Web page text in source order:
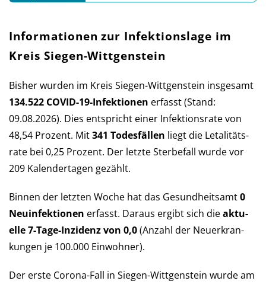
Informationen zur Infektionslage im
Kreis Siegen-Wittgenstein
Bisher wurden im Kreis Siegen-Wittgenstein ins­ge­samt
134.522 COVID-19-Infek­tio­nen er­fasst (Stand:
09.08.2026). Dies ent­spricht einer Infek­tions­rate von
48,54 Pro­zent. Mit341 Todes­fällen liegt die Let­a­li­täts­
rate bei 0,25 Pro­zent. Der letzte Sterbe­fall wurde vor
209 Kalender­tagen gezählt.
Binnen der letzten Woche hat das Ge­sund­heits­amt0
Neu­in­fek­tio­nen er­fasst. Daraus er­gibt sich dieaktu­
elle 7-Tage-Inzi­denz von 0,0(An­zahl der Neu­er­kran­
kun­gen je 100.000 Ein­wohner).
Der erste Corona-Fall in Siegen-Wittgenstein wurde am